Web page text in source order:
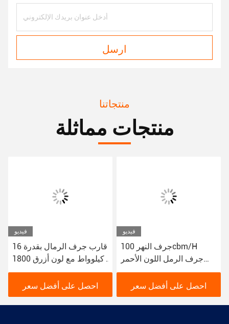
ارسل
منتجاتنا
منتجات مماثلة
فيديو
قارب جرف الرمال بقدرة 16
كيلوواط مع لون أزرق 1800
م 3 / ساعة للجرف النهري
YSCSD350
احصل على أفضل سعر
فيديو
جرف النهر 100cbm/H
جرف الرمل اللون الأحمر
16kw قارب جرف الوحل
احصل على أفضل سعر